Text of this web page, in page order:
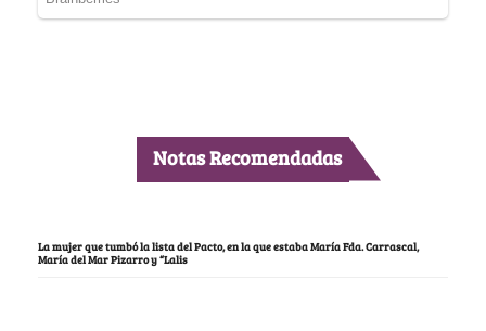
Notas Recomendadas
La mujer que tumbó la lista del Pacto, en la que estaba María Fda. Carrascal,
María del Mar Pizarro y “Lalis